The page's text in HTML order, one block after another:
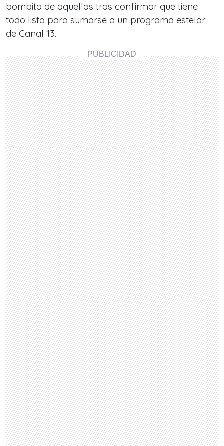
bombita de aquellas tras confirmar que tiene
todo listo para sumarse a un programa estelar
de Canal 13.